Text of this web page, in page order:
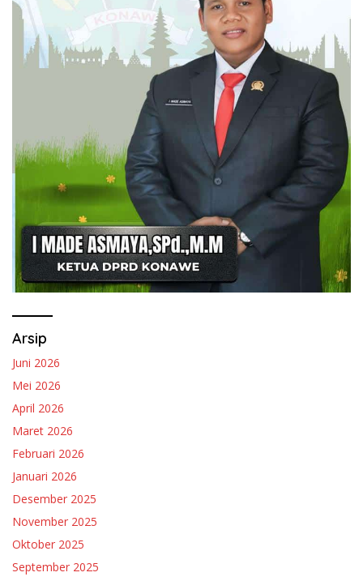
Arsip
Juni 2026
Mei 2026
April 2026
Maret 2026
Februari 2026
Januari 2026
Desember 2025
November 2025
Oktober 2025
September 2025